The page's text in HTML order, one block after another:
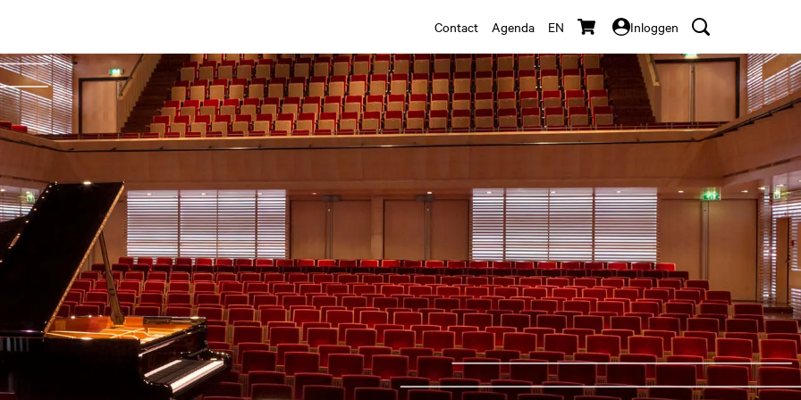
Contact Agenda EN Inloggen